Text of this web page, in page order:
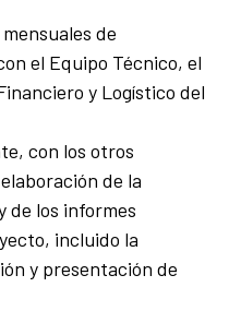
de
el Equipo Técnico, el
y Logístico del
con los otros
de la
de los informes
incluido la
y presentación de